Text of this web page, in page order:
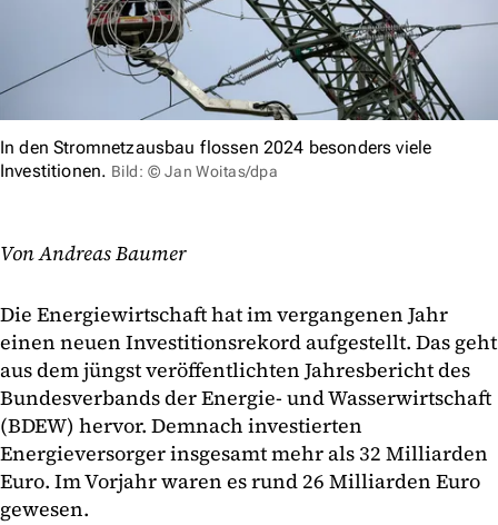
In den Stromnetzausbau flossen 2024 besonders viele
Investitionen. Bild: © Jan Woitas/dpa
Von Andreas Baumer
Die Energiewirtschaft hat im vergangenen Jahr
einen neuen Investitionsrekord aufgestellt. Das geht
aus dem jüngst veröffentlichten Jahresbericht des
Bundesverbands der Energie- und Wasserwirtschaft
(BDEW) hervor. Demnach investierten
Energieversorger insgesamt mehr als 32 Milliarden
Euro. Im Vorjahr waren es rund 26 Milliarden Euro
gewesen.